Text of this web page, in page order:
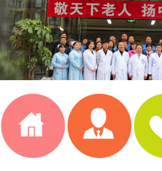
领导风采
特色养老
环境设施